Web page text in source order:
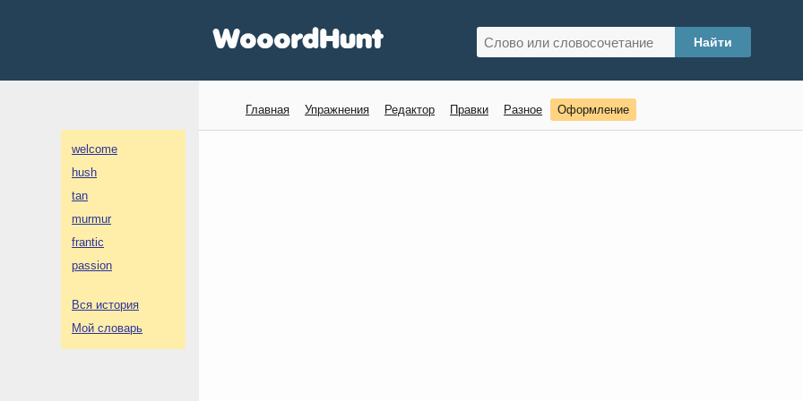
welcome
hush
tan
murmur
frantic
passion
Вся история
Мой словарь
Главная Упражнения Редактор Правки Разное Оформление